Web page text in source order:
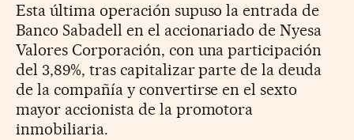
Esta última operación supuso la entrada de
Banco Sabadell en el accionariado de Nyesa
Valores Corporación, con una participación
del 3,89%, tras capitalizar parte de la deuda
de la compañía y convertirse en el sexto
mayor accionista de la promotora
inmobiliaria.